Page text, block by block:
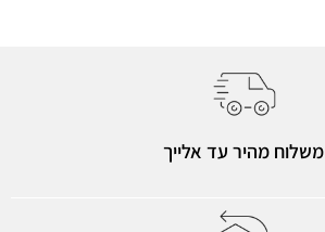
משלוח מהיר עד אלייך